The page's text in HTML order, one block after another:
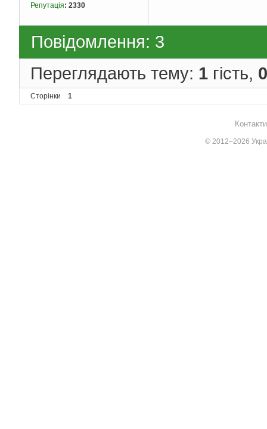
Репутація: 2330
Повідомлення: 3
Переглядають тему: 1 гість, 0
Сторінки 1
© 2012–2026